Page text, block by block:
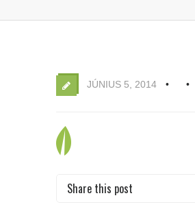
JÚNIUS 5, 2014
Share this post